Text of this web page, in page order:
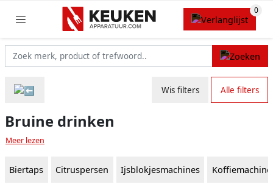
Wis filters Alle filters
Bruine drinken
Meer lezen
Biertaps Citruspersen Ijsblokjesmachines